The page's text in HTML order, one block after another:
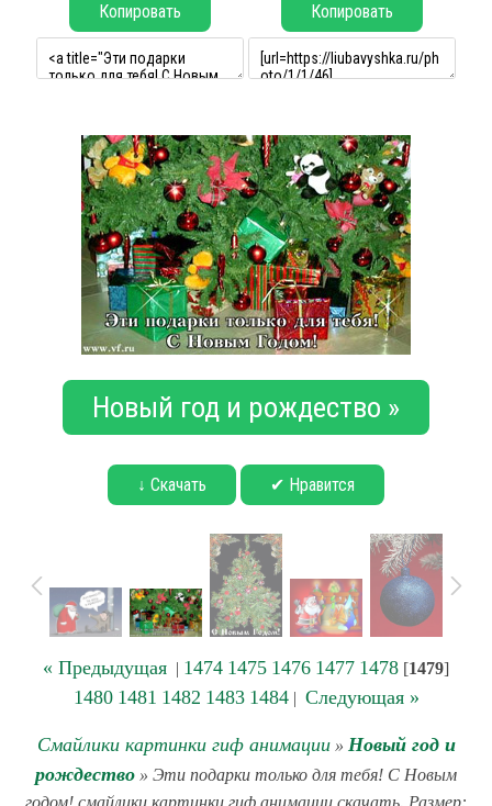
Копировать Копировать
Новый год и рождество »
↓ Скачать ✔ Нравится
« Предыдущая | 1474 1475 1476 1477 1478 [1479]
1480 1481 1482 1483 1484| Следующая »
Смайлики картинки гиф анимации» Новый год и
рождество » Эти подарки только для тебя! С Новым
годом! смайлики картинки гиф анимации скачать. Размер: